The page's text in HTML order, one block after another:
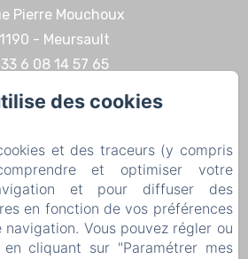
Pierre Mouchoux
- Meursault
6 08 14 57 65‬
Contactez nous
& Découvertes
Contact
légales
légales
des cookies
et des traceurs (y compris
et optimiser votre
et pour diffuser des
en fonction de vos préférences
Vous pouvez régler ou
cliquant sur "Paramétrer mes